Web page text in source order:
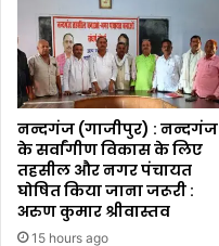
नन्दगंज (गाजीपुर) : नन्दगंज
के सर्वांगीण विकास के लिए
तहसील और नगर पंचायत
घोषित किया जाना जरूरी :
अरुण कुमार श्रीवास्तव
15 hours ago